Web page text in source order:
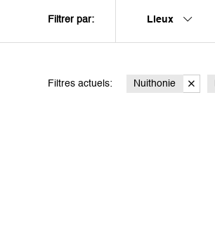
Filtrer par: Lieux
Filtres actuels: Nuithonie